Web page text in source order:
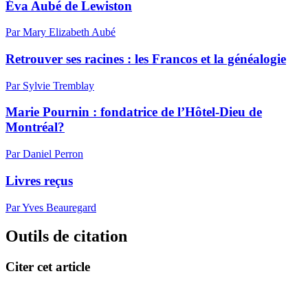
Éva Aubé de Lewiston
Par Mary Elizabeth Aubé
Retrouver ses racines : les Francos et la généalogie
Par Sylvie Tremblay
Marie Pournin : fondatrice de l’Hôtel-Dieu de
Montréal?
Par Daniel Perron
Livres reçus
Par Yves Beauregard
Outils de citation
Citer cet article